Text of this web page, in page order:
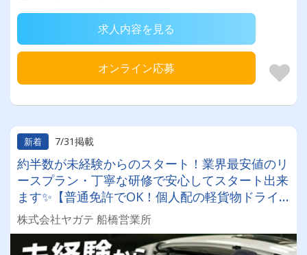
求人内容を見る
オンライン応募
新着 7/31掲載
約半数が未経験からのスタート！業界最安値のリ
ースプラン・丁寧な研修で安心してスタート出来
ます✨【普通免許でOK！個人配の軽貨物ドライ
バー！！】日払い・週払いOK♪しっかり稼いで生
活安定♪＼社員登用実績あり◎キャリアアップも
狙えます！／
株式会社ヤガテ 船橋営業所